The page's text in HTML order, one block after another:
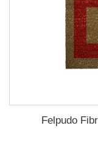
Felpudo